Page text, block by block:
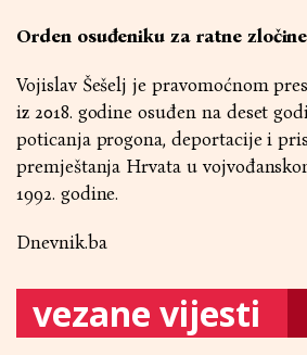
Orden osuđeniku za ratne
Vojislav Šešelj je pravomoćnom
iz 2018. godine osuđen na deset
poticanja progona, deportacije i
premještanja Hrvata u
1992. godine.
Dnevnik.ba
vezane vijesti